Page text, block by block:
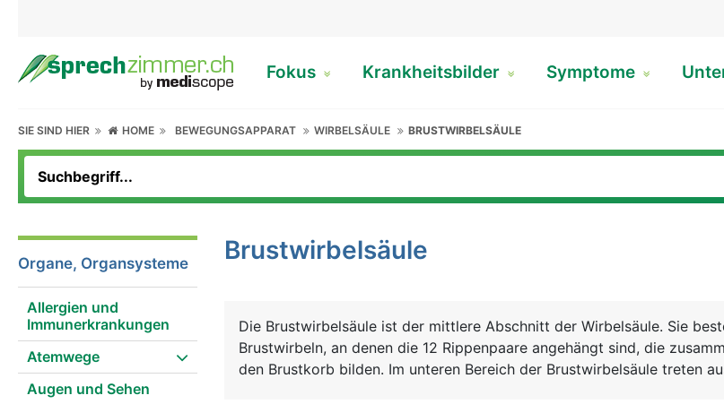
Fokus Krankheitsbilder Symptome
SIE SIND HIER HOME BEWEGUNGSAPPARAT WIRBELSÄULE BRUSTWIRBELSÄULE
Organe, Organsysteme
Allergien und
Immunerkrankungen
Atemwege
Augen und Sehen
Brustwirbelsäule
Die Brustwirbelsäule ist der mittlere Abschnitt der Wirbelsäule. Sie
Brustwirbeln, an denen die 12 Rippenpaare angehängt sind, die
den Brustkorb bilden. Im unteren Bereich der Brustwirbelsäule treten